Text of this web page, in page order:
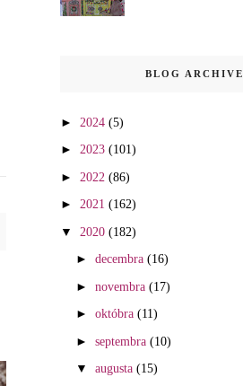
BLOG ARCHIVE
► 2024 (5)
► 2023 (101)
► 2022 (86)
► 2021 (162)
▼ 2020 (182)
► decembra (16)
► novembra (17)
► októbra (11)
► septembra (10)
▼ augusta (15)